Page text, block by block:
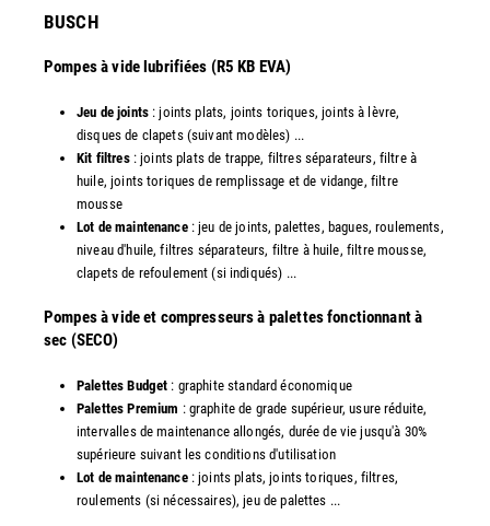
​BUSCH
Pompes à vide lubrifiées (R5 KB EVA)
Jeu de joints : joints plats, joints toriques, joints à lèvre,
disques de clapets (suivant modèles) ...
Kit filtres: joints plats de trappe, filtres séparateurs, filtre à
huile, joints toriques de remplissage et de vidange, filtre
mousse
Lot de maintenance: jeu de joints, palettes, bagues, roulements,
niveau d'huile, filtres séparateurs, filtre à huile, filtre mousse,
clapets de refoulement (si indiqués) ...
​Pompes à vide et compresseurs à palettes fonctionnant à
sec (SECO)
Palettes Budget : graphite standard économique
Palettes Premium : graphite de grade supérieur, usure réduite,
intervalles de maintenance allongés, durée de vie jusqu'à 30%
supérieure suivant les conditions d'utilisation
Lot de maintenance: joints plats, joints toriques, filtres,
roulements (si nécessaires), jeu de palettes ...